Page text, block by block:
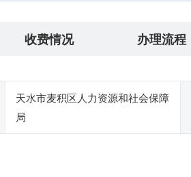
收费情况 办理流程
天水市麦积区人力资源和社会保障
局